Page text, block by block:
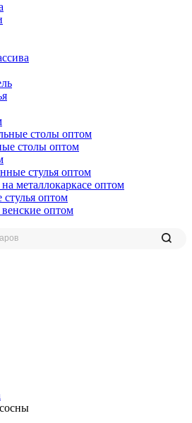
столы оптом
столы оптом
стулья оптом
металлокаркасе оптом
стулья оптом
венские оптом